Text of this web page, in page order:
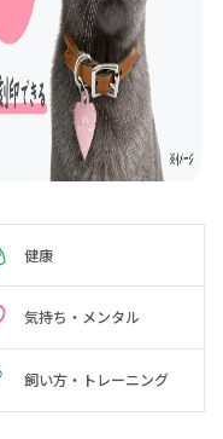
健康
気持ち・メンタル
飼い方・トレーニング